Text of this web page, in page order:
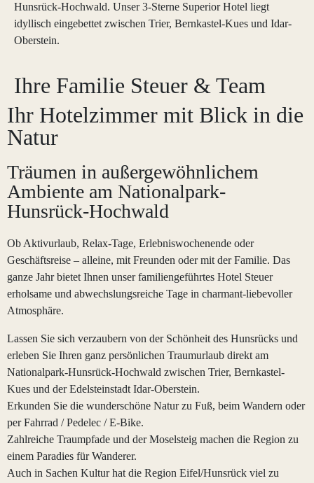
Hunsrück-Hochwald. Unser 3-Sterne Superior Hotel liegt
idyllisch eingebettet zwischen Trier, Bernkastel-Kues und Idar-
Oberstein.
Ihre Familie Steuer & Team
Ihr Hotelzimmer mit Blick in die
Natur
Träumen in außergewöhnlichem
Ambiente am Nationalpark-
Hunsrück-Hochwald
Ob Aktivurlaub, Relax-Tage, Erlebniswochenende oder
Geschäftsreise – alleine, mit Freunden oder mit der Familie. Das
ganze Jahr bietet Ihnen unser familiengeführtes Hotel Steuer
erholsame und abwechslungsreiche Tage in charmant-liebevoller
Atmosphäre.
Lassen Sie sich verzaubern von der Schönheit des Hunsrücks und
erleben Sie Ihren ganz persönlichen Traumurlaub direkt am
Nationalpark-Hunsrück-Hochwald zwischen Trier, Bernkastel-
Kues und der Edelsteinstadt Idar-Oberstein.
Erkunden Sie die wunderschöne Natur zu Fuß, beim Wandern oder
per Fahrrad / Pedelec / E-Bike.
Zahlreiche Traumpfade und der Moselsteig machen die Region zu
einem Paradies für Wanderer.
Auch in Sachen Kultur hat die Region Eifel/Hunsrück viel zu